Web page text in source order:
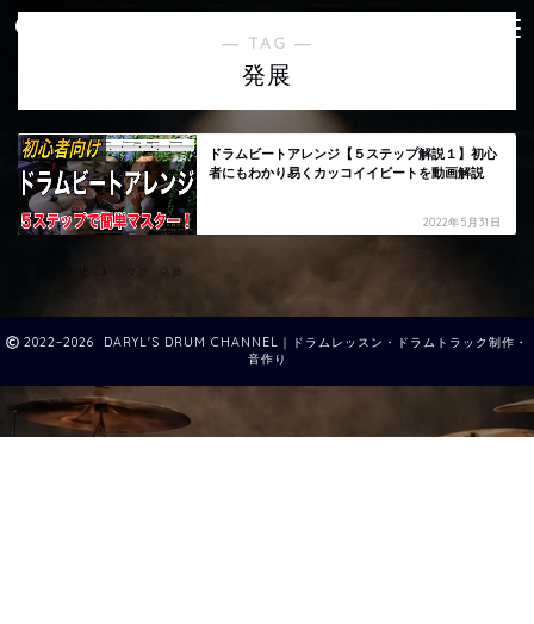
― TAG ―
発展
ドラムビートアレンジ【５ステップ解説１】初心
者にもわかり易くカッコイイビートを動画解説
2022年5月31日
2022–2026 DARYL'S DRUM CHANNEL｜ドラムレッスン・ドラムトラック制作・
音作り